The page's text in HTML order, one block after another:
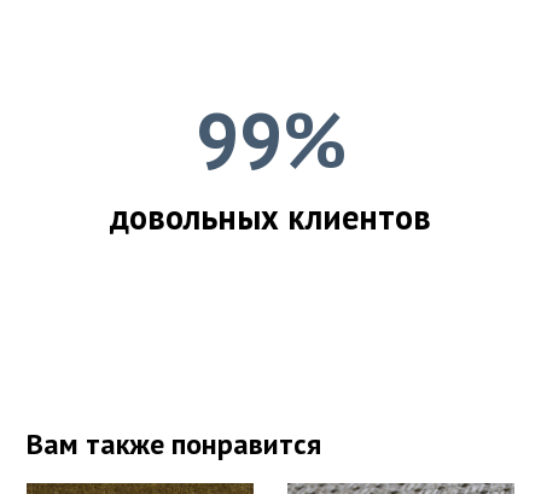
99%
довольных клиентов
Вам также понравится